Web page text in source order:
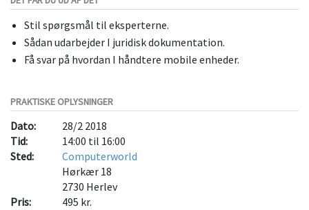
Stil spørgsmål til eksperterne.
Sådan udarbejder I juridisk dokumentation.
Få svar på hvordan I håndtere mobile enheder.
PRAKTISKE OPLYSNINGER
Dato:
28/2 2018
Tid:
14:00 til 16:00
Sted:
Computerworld
Hørkær 18
2730 Herlev
Pris:
495 kr.